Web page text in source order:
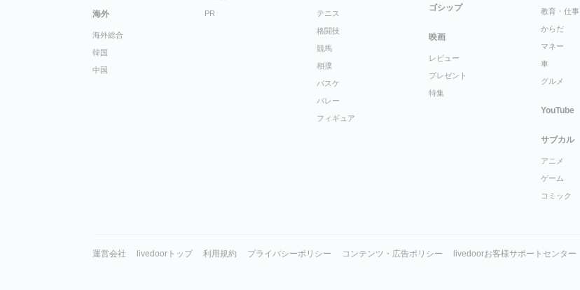
海外
海外総合
韓国
中国
PR テニス
格闘技
競馬
相撲
バスケ
バレー
フィギュア
ゴシップ
映画
レビュー
プレゼント
特集
教育・仕事
からだ
マネー
車
グルメ
YouTube
サブカル
アニメ
ゲーム
コミック
運営会社 livedoorトップ 利用規約 プライバシーポリシー コンテンツ・広告ポリシー livedoorお客様サポートセンター